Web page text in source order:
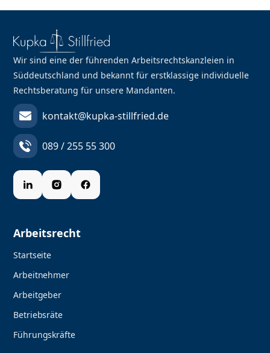
Wir sind eine der führenden Arbeitsrechtskanzleien in
Süddeutschland und bekannt für erstklassige individuelle
Rechtsberatung für unsere Mandanten.
kontakt@kupka-stillfried.de
089 / 255 55 300
Arbeitsrecht
Startseite
Arbeitnehmer
Arbeitgeber
Betriebsräte
Führungskräfte